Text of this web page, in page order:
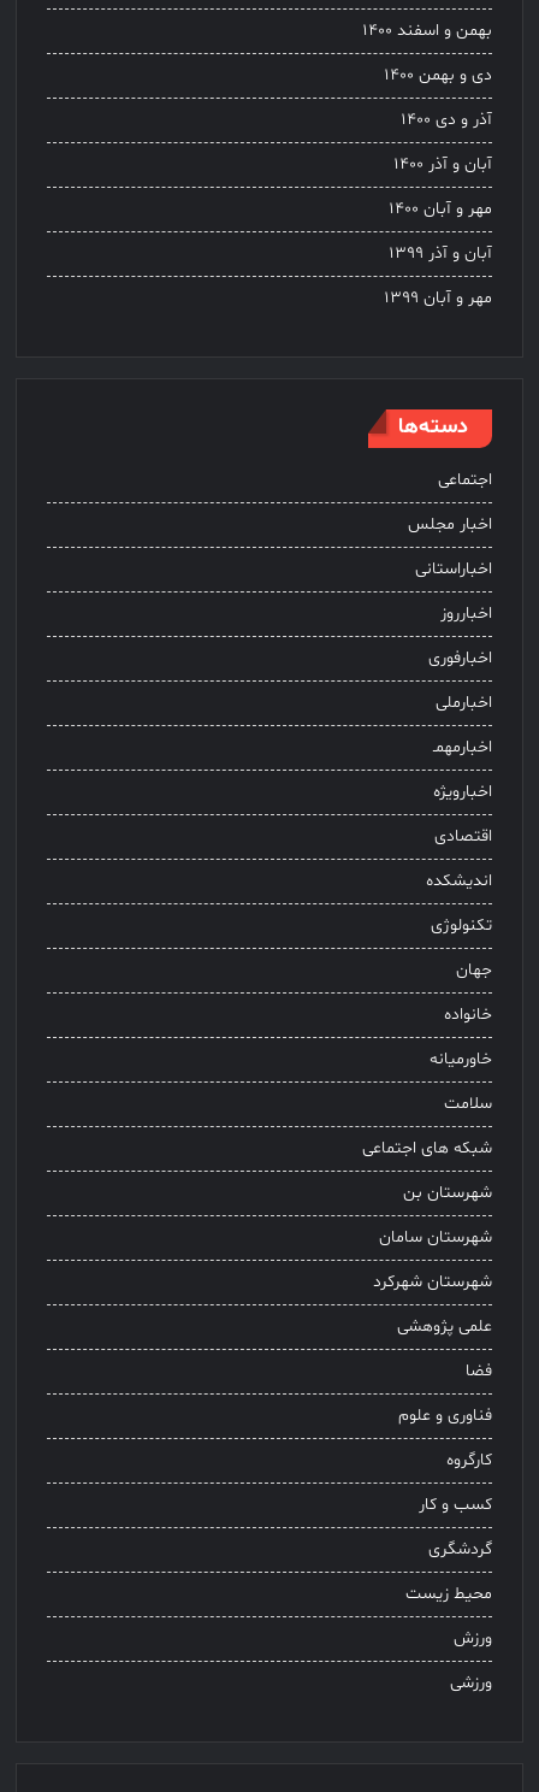
بهمن و اسفند ۱۴۰۰
دی و بهمن ۱۴۰۰
آذر و دی ۱۴۰۰
آبان و آذر ۱۴۰۰
مهر و آبان ۱۴۰۰
آبان و آذر ۱۳۹۹
مهر و آبان ۱۳۹۹
دسته‌ها
اجتماعی
اخبار مجلس
اخباراستانی
اخبارروز
اخبارفوری
اخبارملی
اخبارمهمـ
اخبارویژه
اقتصادی
اندیشکده
تکنولوژی
جهان
خانواده
خاورمیانه
سلامت
شبکه های اجتماعی
شهرستان بن
شهرستان سامان
شهرستان شهرکرد
علمی پژوهشی
فضا
فناوری و علوم
کارگروه
کسب و کار
گردشگری
محیط زیست
ورزش
ورزشی